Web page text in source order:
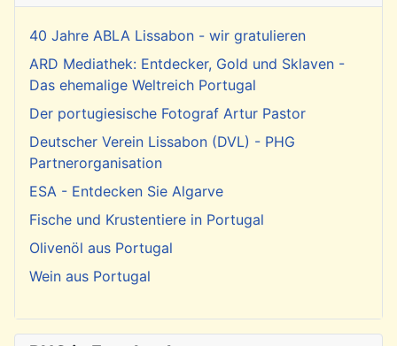
40 Jahre ABLA Lissabon - wir gratulieren
ARD Mediathek: Entdecker, Gold und Sklaven -
Das ehemalige Weltreich Portugal
Der portugiesische Fotograf Artur Pastor
Deutscher Verein Lissabon (DVL) - PHG
Partnerorganisation
ESA - Entdecken Sie Algarve
Fische und Krustentiere in Portugal
Olivenöl aus Portugal
Wein aus Portugal